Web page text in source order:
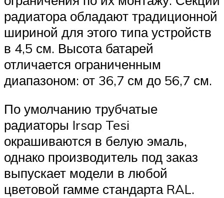
радиатора обладают традиционной
шириной для этого типа устройств
в 4,5 см. Высота батарей
отличается ограниченным
диапазоном: от 36,7 см до 56,7 см.
По умолчанию трубчатые
радиаторы Irsap Tesi
окрашиваются в белую эмаль,
однако производитель под заказ
выпускает модели в любой
цветовой гамме стандарта RAL.